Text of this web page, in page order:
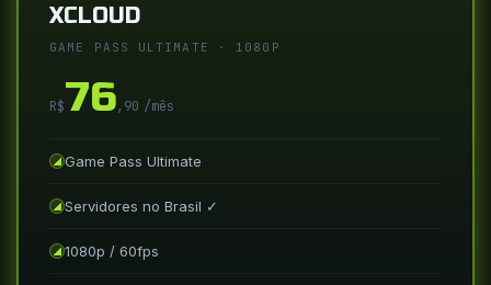
XCLOUD
GAME PASS ULTIMATE · 1080P
R$76,90 /mês
Game Pass Ultimate
Servidores no Brasil ✓
1080p / 60fps